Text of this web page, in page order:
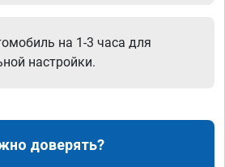
на 1-3 часа для
настройки.
доверять?